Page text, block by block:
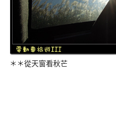
＊＊從天窗看秋芒